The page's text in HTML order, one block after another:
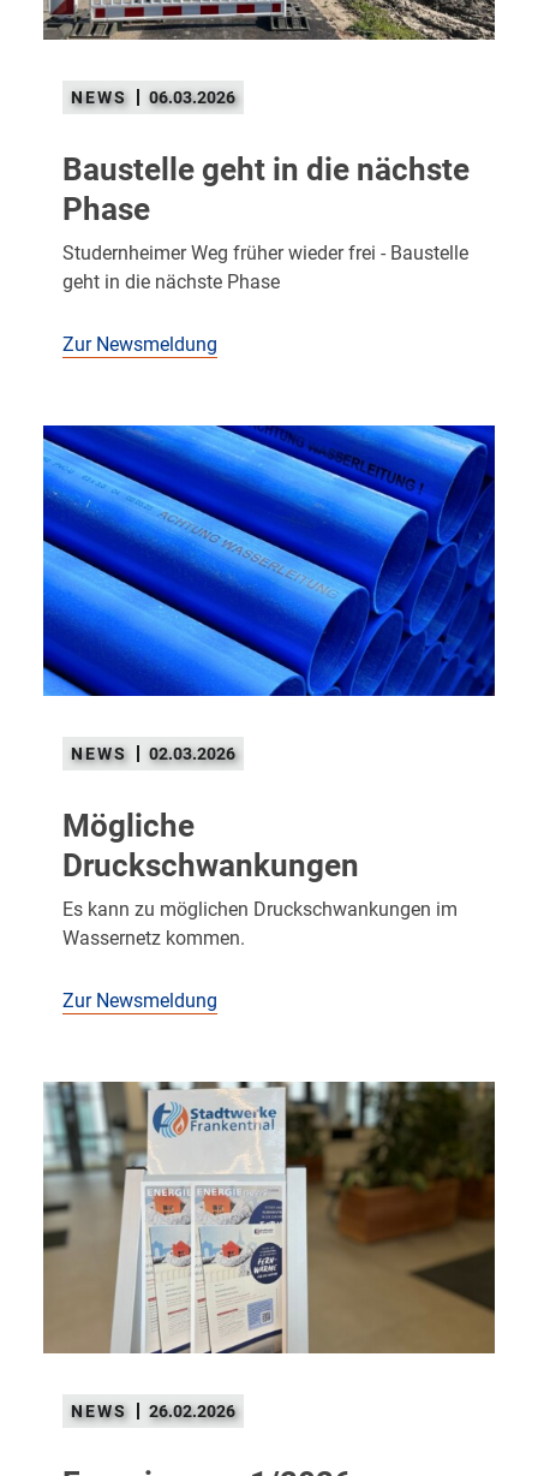
Baustelle geht in die nächste
Phase
Studernheimer Weg früher wieder frei - Baustelle
geht in die nächste Phase
06.03.2026
Zur Newsmeldung
Mögliche
Druckschwankungen
Es kann zu möglichen Druckschwankungen im
Wassernetz kommen.
02.03.2026
Zur Newsmeldung
26.02.2026